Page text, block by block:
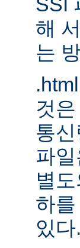
해
는
것
통
파
별
하
있다.